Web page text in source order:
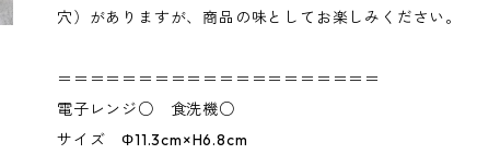
穴）がありますが、商品の味としてお楽しみください。
＝＝＝＝＝＝＝＝＝＝＝＝＝＝＝＝＝＝＝＝
電子レンジ○ 食洗機○
サイズ Φ11.3cm×H6.8cm